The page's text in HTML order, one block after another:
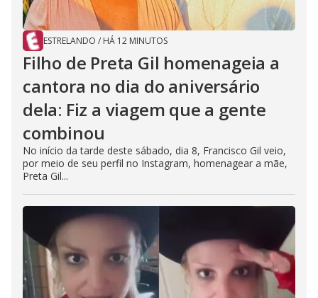
ESTRELANDO / HÁ 12 MINUTOS
Filho de Preta Gil homenageia a
cantora no dia do aniversário
dela: Fiz a viagem que a gente
combinou
No início da tarde deste sábado, dia 8, Francisco Gil veio,
por meio de seu perfil no Instagram, homenagear a mãe,
Preta Gil...